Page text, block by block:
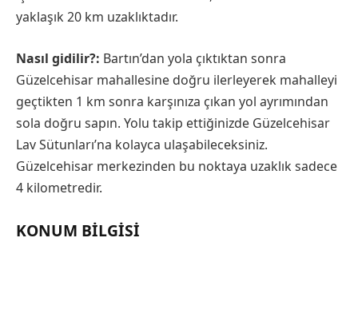
yaklaşık 20 km uzaklıktadır.
Nasıl gidilir?: Bartın’dan yola çıktıktan sonra
Güzelcehisar mahallesine doğru ilerleyerek mahalleyi
geçtikten 1 km sonra karşınıza çıkan yol ayrımından
sola doğru sapın. Yolu takip ettiğinizde Güzelcehisar
Lav Sütunları’na kolayca ulaşabileceksiniz.
Güzelcehisar merkezinden bu noktaya uzaklık sadece
4 kilometredir.
KONUM BILGISI